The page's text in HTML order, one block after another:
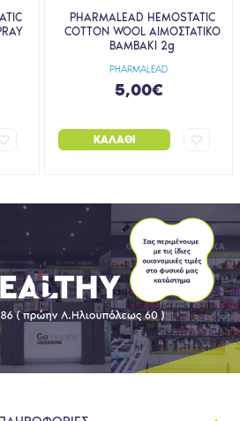
PHARMALEAD
PHARMALEAD HEMOSTATIC
COTTON WOOL ΑΙΜΟΣΤΑΤΙΚΟ
ΒΑΜΒΑΚΙ 2g
5,00€
ΚΑΛΆΘΙ